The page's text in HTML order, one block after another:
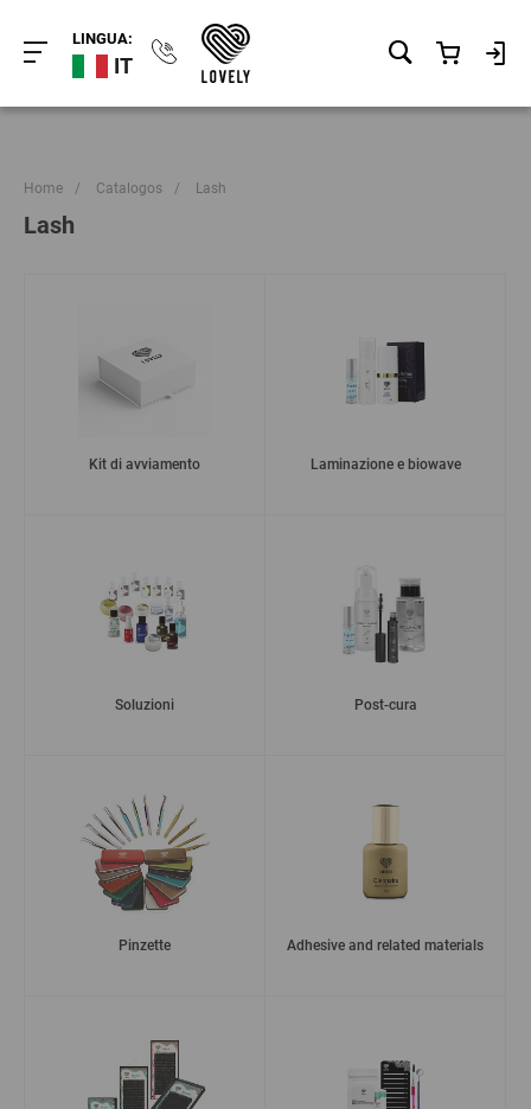
LINGUA:
IT
Home / Catalogos / Lash
Lash
Kit di avviamento Laminazione e biowave
Soluzioni Post-cura
Pinzette Adhesive and related materials